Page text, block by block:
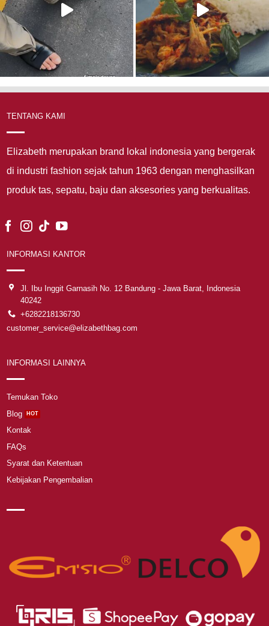
TENTANG KAMI
Elizabeth merupakan brand lokal indonesia yang bergerak
di industri fashion sejak tahun 1963 dengan menghasilkan
produk tas, sepatu, baju dan aksesories yang berkualitas.
INFORMASI KANTOR
Jl. Ibu Inggit Garnasih No. 12 Bandung - Jawa Barat, Indonesia
40242
+6282218136730
customer_service@elizabethbag.com
INFORMASI LAINNYA
Temukan Toko
Blog
Kontak
FAQs
Syarat dan Ketentuan
Kebijakan Pengembalian